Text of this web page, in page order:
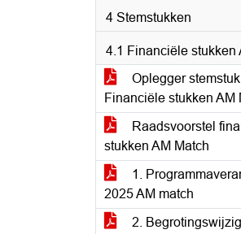
4 Stemstukken
4.1 Financiële stukken
Oplegger stemstuk.
Financiële stukken AM
Raadsvoorstel
stukken AM Match
1.
2025 AM match
2.